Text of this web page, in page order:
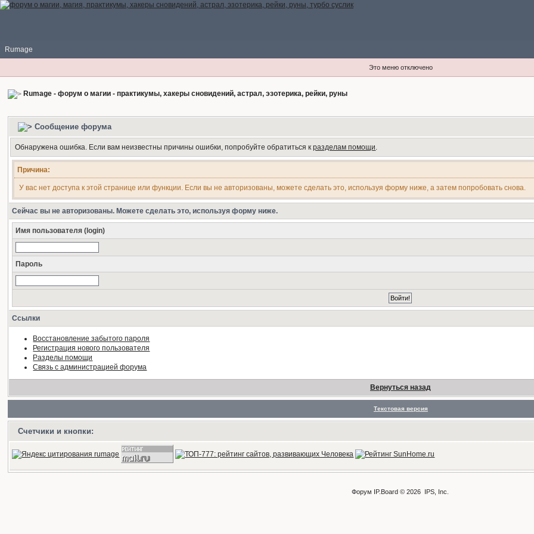
Rumage
Это меню отключено
Rumage - форум о магии - практикумы, хакеры сновидений, астрал, эзотерика, рейки, руны
Сообщение форума
Обнаружена ошибка. Если вам неизвестны причины ошибки, попробуйте обратиться кразделам помощи.
Причина:
У вас нет доступа к этой странице или функции. Если вы не авторизованы, можете сделать это, используя форму ниже, а затем попробовать снова.
Сейчас вы не авторизованы. Можете сделать это, используя форму ниже.
Имя пользователя (login)
Пароль
Ссылки
Восстановление забытого пароля
Регистрация нового пользователя
Разделы помощи
Связь с администрацией форума
Вернуться назад
Текстовая версия
Счетчики и кнопки:
Форум IP.Board © 2026 IPS, Inc